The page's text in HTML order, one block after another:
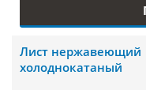
Лист нержавеющий
холоднокатаный